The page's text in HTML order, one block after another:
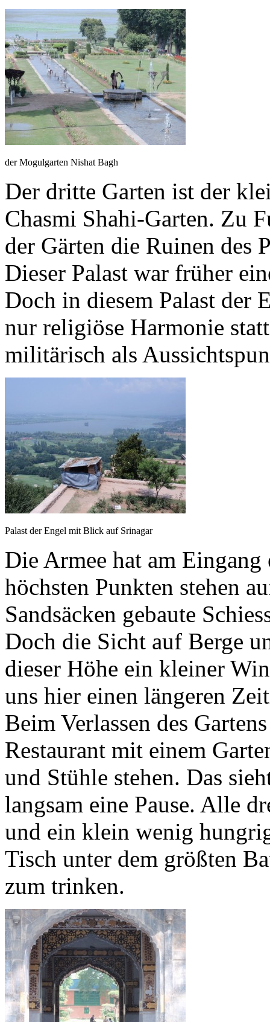
der Mogulgarten Nishat Bagh
Der dritte Garten ist der
Chasmi Shahi-Garten. Zu
der Gärten die Ruinen des
Dieser Palast war früher
Doch in diesem Palast
nur religiöse Harmonie
militärisch als
Palast der Engel mit Blick auf Srinagar
Die Armee hat am
höchsten Punkten stehen
Sandsäcken gebaute
Doch die Sicht auf Berge
dieser Höhe ein kleiner
uns hier einen längeren
Beim Verlassen des
Restaurant mit einem
und Stühle stehen. Das
langsam eine Pause. Alle
und ein klein wenig
Tisch unter dem größten
zum trinken.